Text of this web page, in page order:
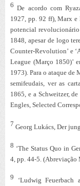
6 De acordo com
1927, pp. 92 ff), Marx e
potencial revolucionário
1848, apesar de logo
Counter-Revolution’ e
League (Março 1850)’
1973). Para o ataque de
semifeudais, ver as
1865, e a Schweitzer,
Engles, Selected
7 Georg Lukács, Der
8 ‘The Status Quo in
4, pp. 44-5. (Abreviação
9 ‘Ludwig Feuerbach